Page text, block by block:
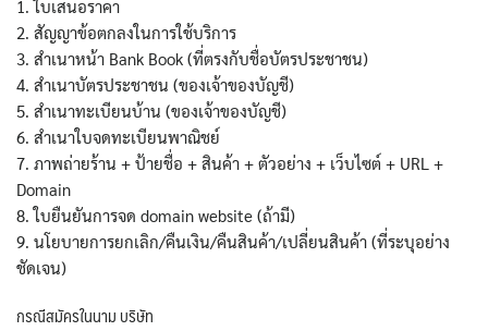
1. ใบเสนอราคา
2. สัญญาข้อตกลงในการใช้บริการ
3. สำเนาหน้า Bank Book (ที่ตรงกับชื่อบัตรประชาชน)
4. สำเนาบัตรประชาชน (ของเจ้าของบัญชี)
5. สำเนาทะเบียนบ้าน (ของเจ้าของบัญชี)
6. สำเนาใบจดทะเบียนพาณิชย์
7. ภาพถ่ายร้าน + ป้ายชื่อ + สินค้า + ตัวอย่าง + เว็บไซต์ + URL +
Domain
8. ใบยืนยันการจด domain website (ถ้ามี)
9. นโยบายการยกเลิก/คืนเงิน/คืนสินค้า/เปลี่ยนสินค้า (ที่ระบุอย่าง
ชัดเจน)
กรณีสมัครในนาม บริษัท